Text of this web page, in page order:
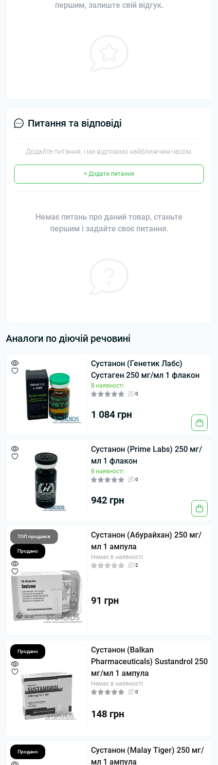
першим, залиште свій відгук.
Питання та відповіді
Додайте питання, і ми відповімо найближчим часом.
+ Додати питання
Немає питань про даний товар, станьте
першим і задайте своє питання.
Аналоги по діючій речовині
Сустанон (Генетик Лабс)
Сустаген 250 мг/мл 1 флакон
В наявності
0
1 084 грн
Сустанон (Prime Labs) 250 мг/
мл 1 флакон
В наявності
0
942 грн
ТОП продажів
Продано
Сустанон (Абурайхан) 250 мг/
мл 1 ампула
Немає в наявності
2
91 грн
Продано
Сустанон (Balkan
Pharmaceuticals) Sustandrol 250
мг/мл 1 ампула
Немає в наявності
0
148 грн
Продано
Сустанон (Malay Tiger) 250 мг/
мл 1 ампула